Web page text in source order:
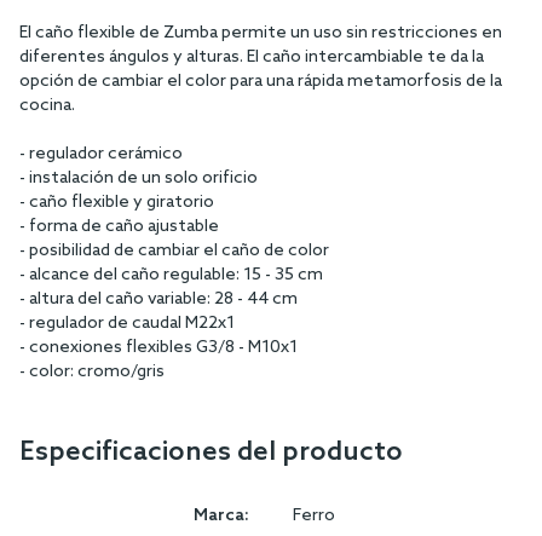
El caño flexible de Zumba permite un uso sin restricciones en
diferentes ángulos y alturas. El caño intercambiable te da la
opción de cambiar el color para una rápida metamorfosis de la
cocina.
- regulador cerámico
- instalación de un solo orificio
- caño flexible y giratorio
- forma de caño ajustable
- posibilidad de cambiar el caño de color
- alcance del caño regulable: 15 - 35 cm
- altura del caño variable: 28 - 44 cm
- regulador de caudal M22x1
- conexiones flexibles G3/8 - M10x1
- color: cromo/gris
Especificaciones del producto
Marca: Ferro